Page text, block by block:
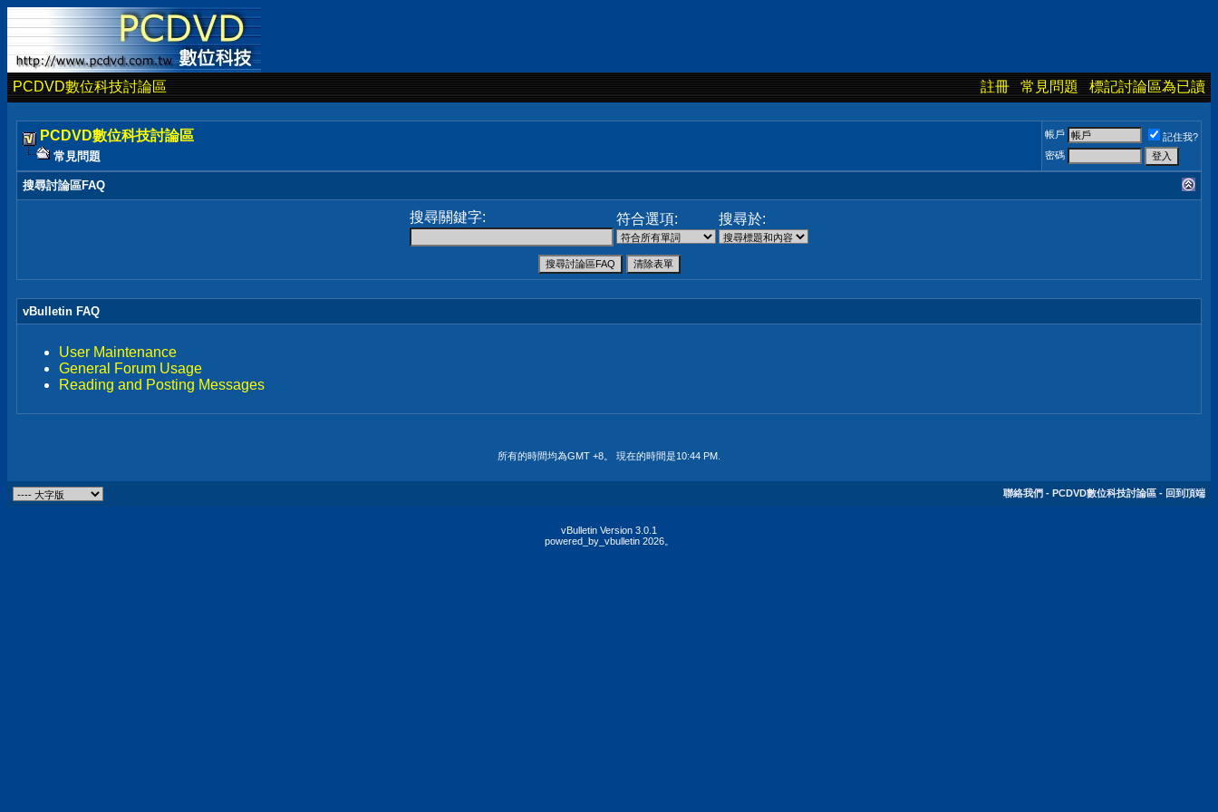
PCDVD數位科技討論區 註冊 常見問題 標記討論區為已讀
PCDVD數位科技討論區
常見問題
帳戶
記住我?
密碼
搜尋討論區FAQ
搜尋關鍵字: 符合選項: 搜尋於:
vBulletin FAQ
User Maintenance
General Forum Usage
Reading and Posting Messages
所有的時間均為GMT +8。 現在的時間是10:44 PM
聯絡我們 - PCDVD數位科技討論區 - 回到頂端
vBulletin Version 3.0.1
powered_by_vbulletin 2026。